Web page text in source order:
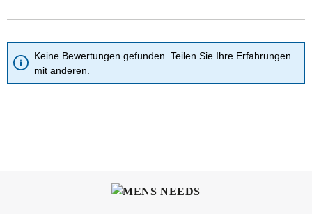
Keine Bewertungen gefunden. Teilen Sie Ihre Erfahrungen
mit anderen.